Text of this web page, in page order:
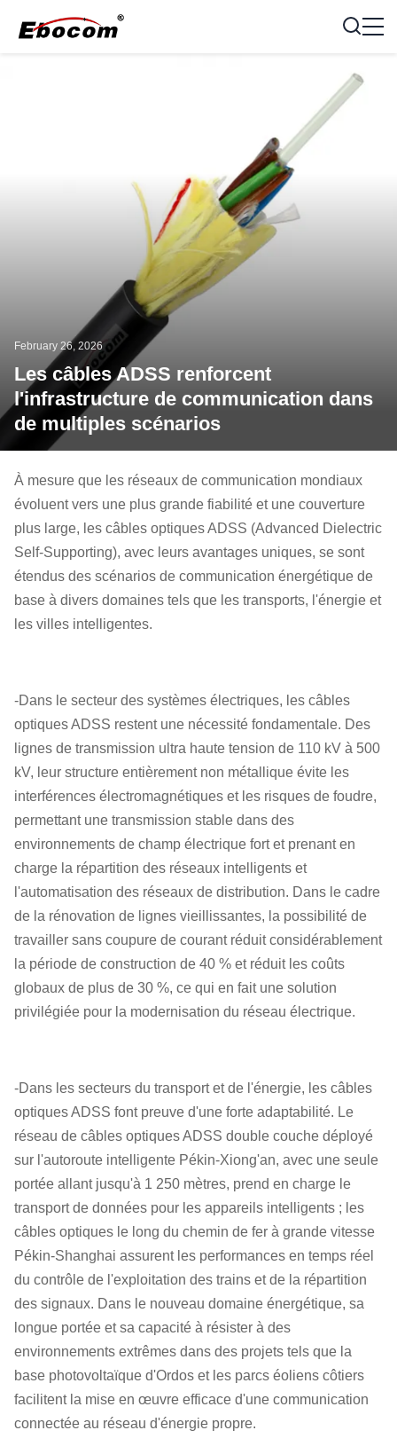
February 26, 2026
Les câbles ADSS renforcent
l'infrastructure de communication dans
de multiples scénarios
À mesure que les réseaux de communication mondiaux
évoluent vers une plus grande fiabilité et une couverture
plus large, les câbles optiques ADSS (Advanced Dielectric
Self-Supporting), avec leurs avantages uniques, se sont
étendus des scénarios de communication énergétique de
base à divers domaines tels que les transports, l'énergie et
les villes intelligentes.
-Dans le secteur des systèmes électriques, les câbles
optiques ADSS restent une nécessité fondamentale. Des
lignes de transmission ultra haute tension de 110 kV à 500
kV, leur structure entièrement non métallique évite les
interférences électromagnétiques et les risques de foudre,
permettant une transmission stable dans des
environnements de champ électrique fort et prenant en
charge la répartition des réseaux intelligents et
l'automatisation des réseaux de distribution. Dans le cadre
de la rénovation de lignes vieillissantes, la possibilité de
travailler sans coupure de courant réduit considérablement
la période de construction de 40 % et réduit les coûts
globaux de plus de 30 %, ce qui en fait une solution
privilégiée pour la modernisation du réseau électrique.
-Dans les secteurs du transport et de l'énergie, les câbles
optiques ADSS font preuve d'une forte adaptabilité. Le
réseau de câbles optiques ADSS double couche déployé
sur l'autoroute intelligente Pékin-Xiong'an, avec une seule
portée allant jusqu'à 1 250 mètres, prend en charge le
transport de données pour les appareils intelligents ; les
câbles optiques le long du chemin de fer à grande vitesse
Pékin-Shanghai assurent les performances en temps réel
du contrôle de l'exploitation des trains et de la répartition
des signaux. Dans le nouveau domaine énergétique, sa
longue portée et sa capacité à résister à des
environnements extrêmes dans des projets tels que la
base photovoltaïque d'Ordos et les parcs éoliens côtiers
facilitent la mise en œuvre efficace d'une communication
connectée au réseau d'énergie propre.